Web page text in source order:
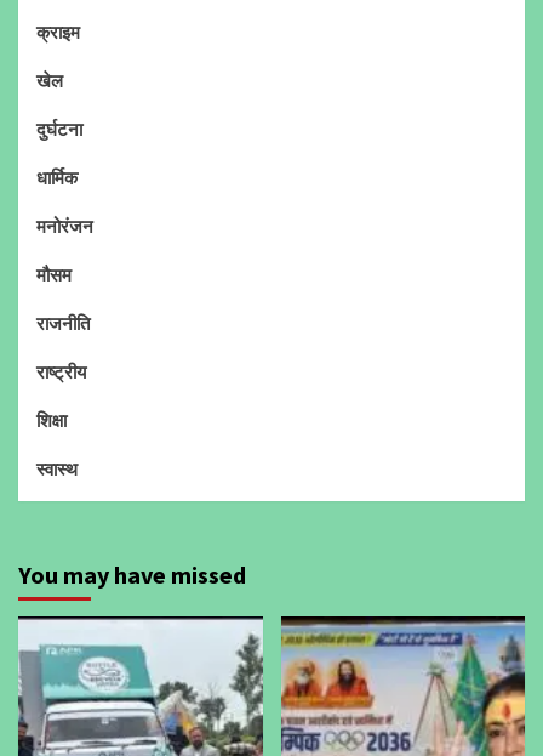
क्राइम
खेल
दुर्घटना
धार्मिक
मनोरंजन
मौसम
राजनीति
राष्ट्रीय
शिक्षा
स्वास्थ
You may have missed